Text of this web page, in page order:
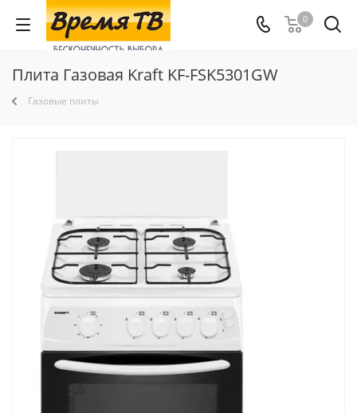
0
Плита Газовая Kraft KF-FSK5301GW
Газовые плиты